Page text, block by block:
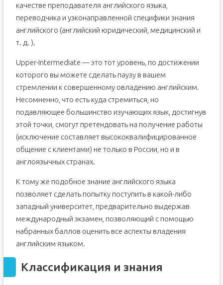
качестве преподавателя английского языка,
переводчика и узконаправленной специфики знания
английского (английский юридический, медицинский и
т. д. ).
Upper-Intermediate — это тот уровень, по достижении
которого вы можете сделать паузу в вашем
стремлении к совершенному овладению английским.
Несомненно, что есть куда стремиться, но
подавляющее большинство изучающих язык, достигнув
этой точки, смогут претендовать на получение работы
(исключение составляет высококвалифицированное
общение с клиентами) не только в России, но и в
англоязычных странах.
К тому же подобное знание английского языка
позволяет сделать попытку поступить в какой-либо
западный университет, предварительно выдержав
международный экзамен, позволяющий с помощью
набранных баллов оценить все аспекты владения
английским языком.
Классификация и знания